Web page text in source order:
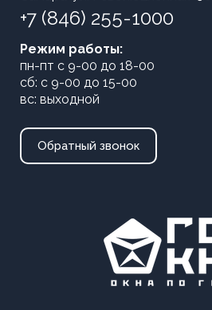
+7 (846) 255-1000
Режим работы:
пн-пт с 9-00 до 18-00
сб: с 9-00 до 15-00
вс: выходной
Обратный звонок